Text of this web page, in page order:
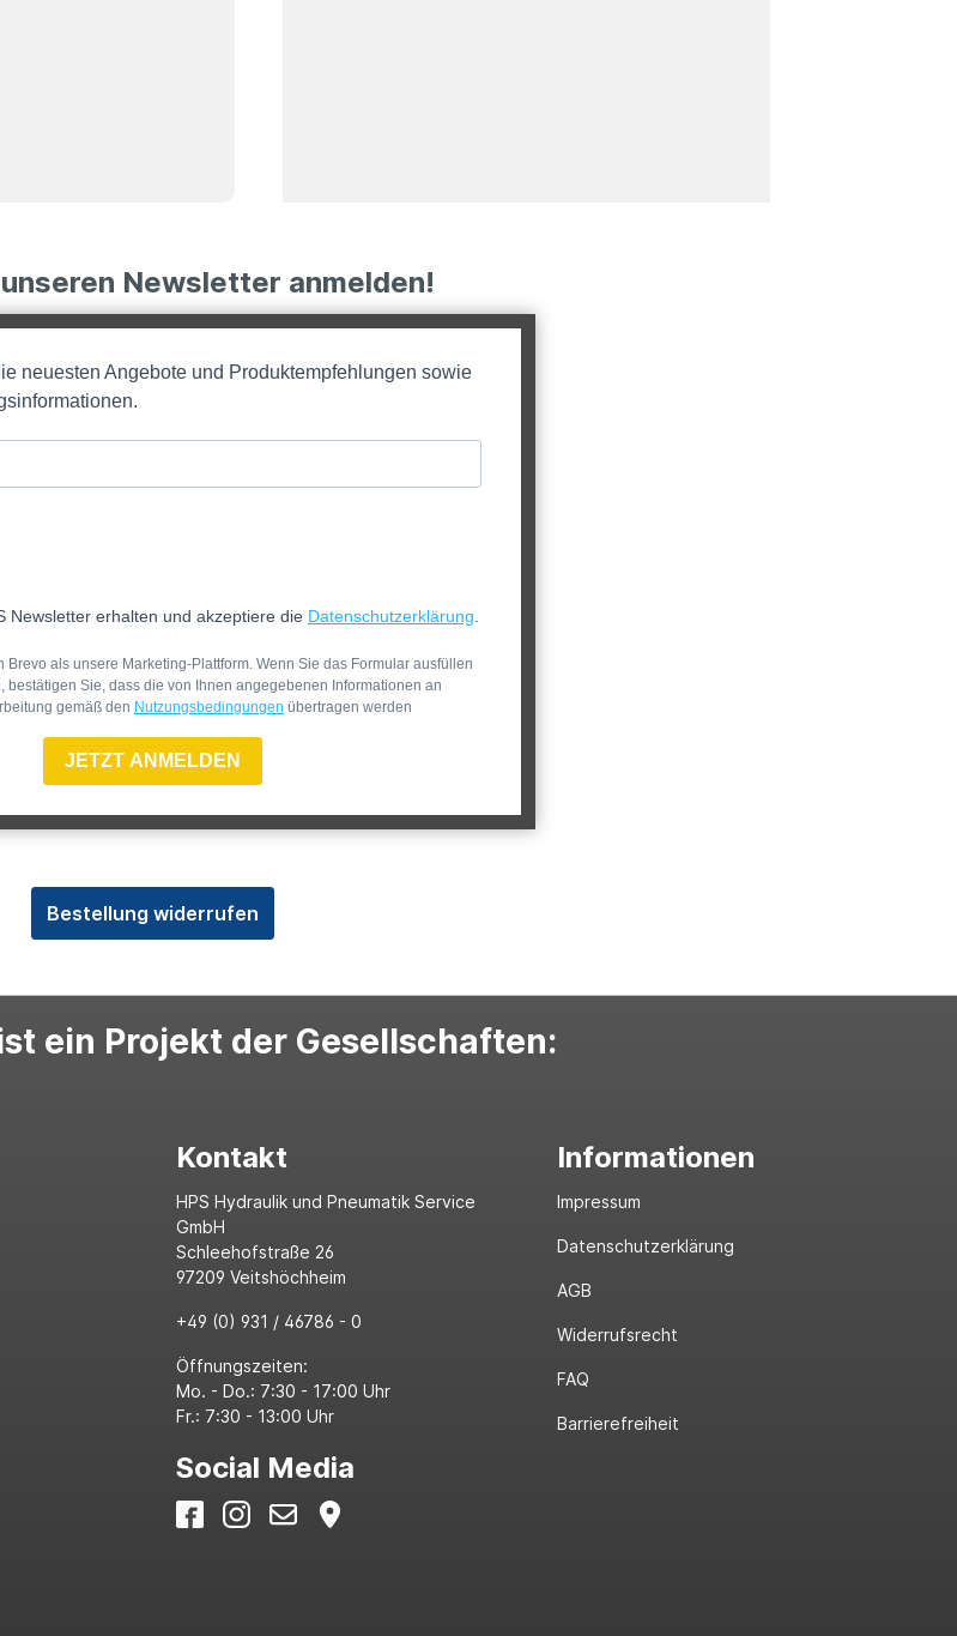
Newsletter anmelden!
neuesten Angebote und Produktempfehlungen sowie
Newsletter erhalten und akzeptiere die Datenschutzerklärung
Brevo als unsere Marketing-Plattform. Wenn Sie das Formular ausfüllen
bestätigen Sie, dass die von Ihnen angegebenen Informationen an
gemäß den Nutzungsbedingungen übertragen werden
JETZT ANMELDEN
Bestellung widerrufen
ein Projekt der Gesellschaften:
Kontakt
HPS Hydraulik und Pneumatik Service
GmbH
Schleehofstraße 26
97209 Veitshöchheim
+49 (0) 931 / 46786 - 0
Öffnungszeiten:
Mo. - Do.: 7:30 - 17:00 Uhr
Fr.: 7:30 - 13:00 Uhr
Social Media
Informationen
Impressum
Datenschutzerklärung
AGB
Widerrufsrecht
FAQ
Barrierefreiheit